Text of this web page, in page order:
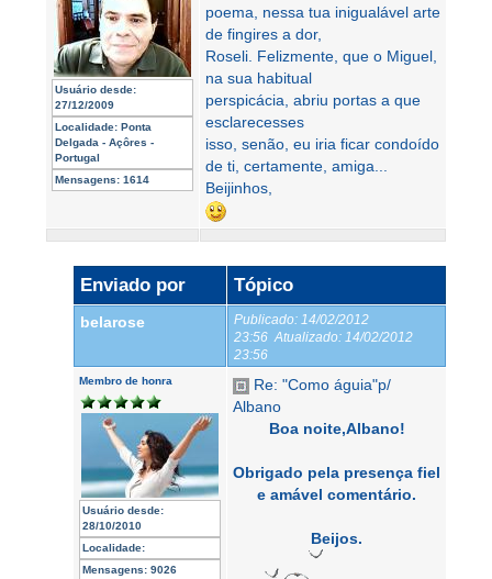
Usuário desde:
27/12/2009
Localidade: Ponta
Delgada - Açôres -
Portugal
Mensagens: 1614
poema, nessa tua inigualável arte
de fingires a dor,
Roseli. Felizmente, que o Miguel,
na sua habitual
perspicácia, abriu portas a que
esclarecesses
isso, senão, eu iria ficar condoído
de ti, certamente, amiga...
Beijinhos,
Enviado por Tópico
belarose Publicado: 14/02/2012
23:56 Atualizado: 14/02/2012
23:56
Membro de honra
Usuário desde:
28/10/2010
Localidade:
Mensagens: 9026
Re: "Como águia"p/
Albano
Boa noite,Albano!
Obrigado pela presença fiel
e amável comentário.
Beijos.